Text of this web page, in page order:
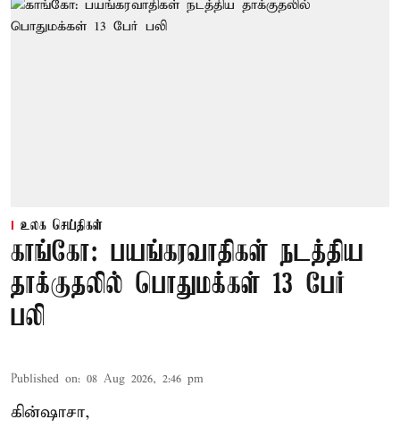
உலக செய்திகள்
காங்கோ: பயங்கரவாதிகள் நடத்திய
தாக்குதலில் பொதுமக்கள் 13 பேர்
பலி
Published on: 08 Aug 2026, 2:46 pm
கின்ஷாசா,